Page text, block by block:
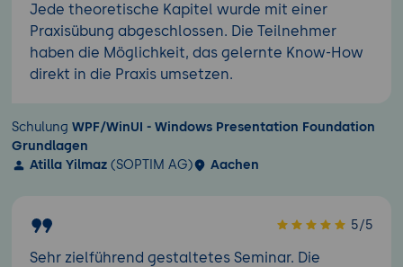
Jede theoretische Kapitel wurde mit einer
Praxisübung abgeschlossen. Die Teilnehmer
haben die Möglichkeit, das gelernte Know-How
direkt in die Praxis umsetzen.
Schulung WPF/WinUI - Windows Presentation Foundation
Grundlagen
Atilla Yilmaz (SOPTIM AG) Aachen
5/5
Sehr zielführend gestaltetes Seminar. Die